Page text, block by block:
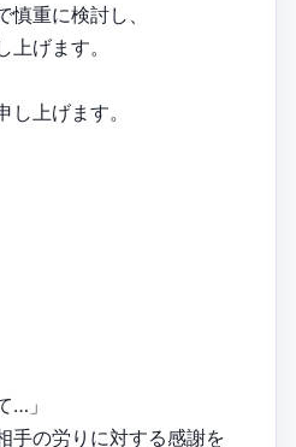
重に検討し、
上げます。
し上げます。
…」
手の労りに対する感謝を